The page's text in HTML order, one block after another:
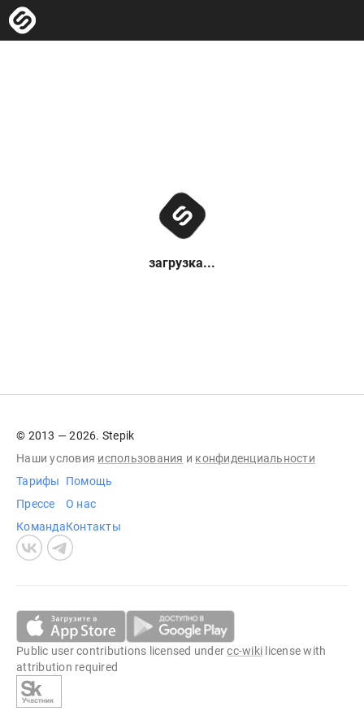
загрузка...
© 2013 — 2026. Stepik
Наши условия использования и конфиденциальности
Тарифы
Прессе
Команда
Помощь
О нас
Контакты
Public user contributions licensed undercc-wiki license with
attribution required